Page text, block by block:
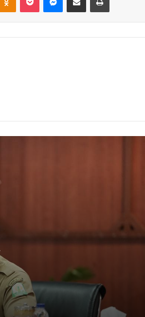
Regional Sumatera Koleksi Filologika di
Kasad Bantu Pulihkan Fasilitas
Wanita asal Sabang Ditemukan
Meninggal Bersimbah Darah di Kajhu